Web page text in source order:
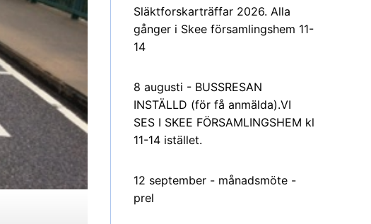
Släktforskarträffar 2026. Alla
gånger i Skee församlingshem 11-
14
8 augusti - BUSSRESAN
INSTÄLLD (för få anmälda).VI
SES I SKEE FÖRSAMLINGSHEM kl
11-14 istället.
12 september - månadsmöte -
prel